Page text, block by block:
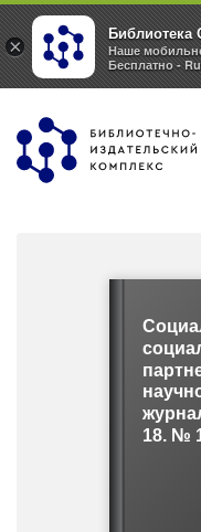
Перейти
основному
18. №
×
Библиотека
Наше
Бесплатно -